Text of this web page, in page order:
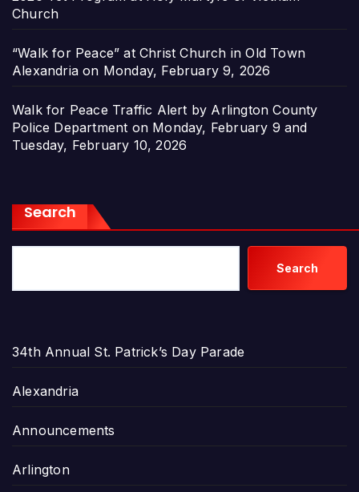
Church
“Walk for Peace” at Christ Church in Old Town
Alexandria on Monday, February 9, 2026
Walk for Peace Traffic Alert by Arlington County
Police Department on Monday, February 9 and
Tuesday, February 10, 2026
Search
Search
34th Annual St. Patrick’s Day Parade
Alexandria
Announcements
Arlington